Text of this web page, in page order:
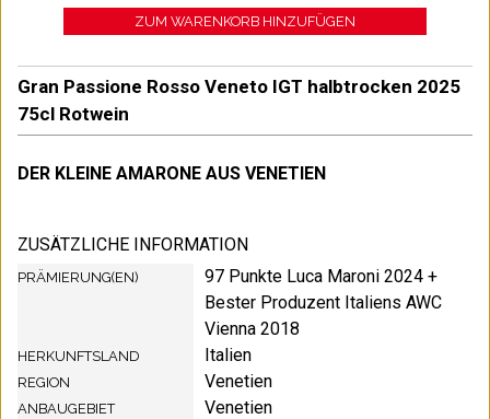
ZUM WARENKORB HINZUFÜGEN
Gran Passione Rosso Veneto IGT halbtrocken 2025
75cl Rotwein
DER KLEINE AMARONE AUS VENETIEN
ZUSÄTZLICHE INFORMATION
PRÄMIERUNG(EN)
97 Punkte Luca Maroni 2024 +
Bester Produzent Italiens AWC
Vienna 2018
HERKUNFTSLAND Italien
REGION Venetien
ANBAUGEBIET Venetien